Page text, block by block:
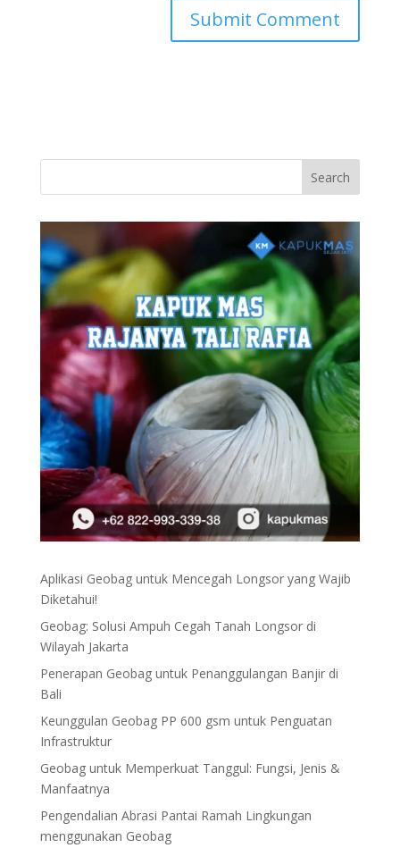
Aplikasi Geobag untuk Mencegah Longsor yang Wajib
Diketahui!
Geobag: Solusi Ampuh Cegah Tanah Longsor di
Wilayah Jakarta
Penerapan Geobag untuk Penanggulangan Banjir di
Bali
Keunggulan Geobag PP 600 gsm untuk Penguatan
Infrastruktur
Geobag untuk Memperkuat Tanggul: Fungsi, Jenis &
Manfaatnya
Pengendalian Abrasi Pantai Ramah Lingkungan
menggunakan Geobag